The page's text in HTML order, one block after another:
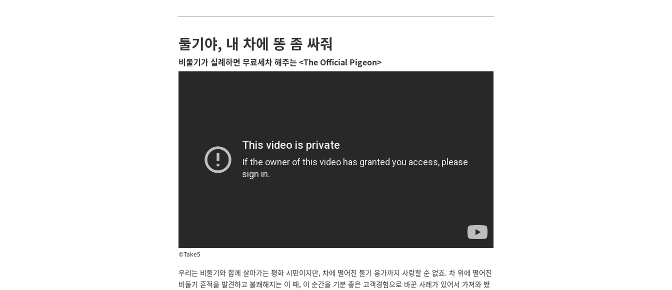
둘기야, 내 차에 똥 좀 싸줘
비둘기가 실례하면 무료세차 해주는 <The Official Pigeon>
©Take5
우리는 비둘기와 함께 살아가는 평화 시민이지만, 차에 떨어진 둘기 응가까지 사랑할 순 없죠. 차 위에 떨어진
비둘기 흔적을 발견하고 불쾌해지는 이 때, 이 순간을 기분 좋은 고객경험으로 바꾼 사례가 있어서 가져와 봤